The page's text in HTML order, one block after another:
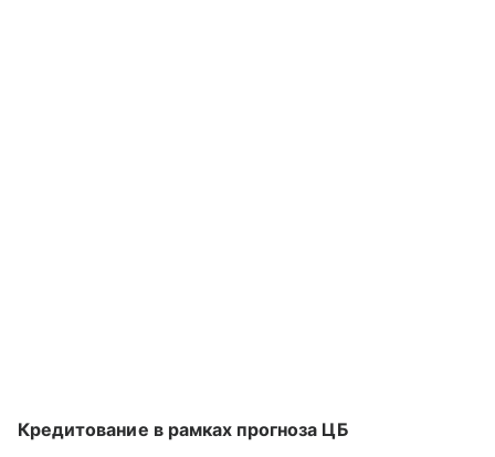
Кредитование в рамках прогноза ЦБ